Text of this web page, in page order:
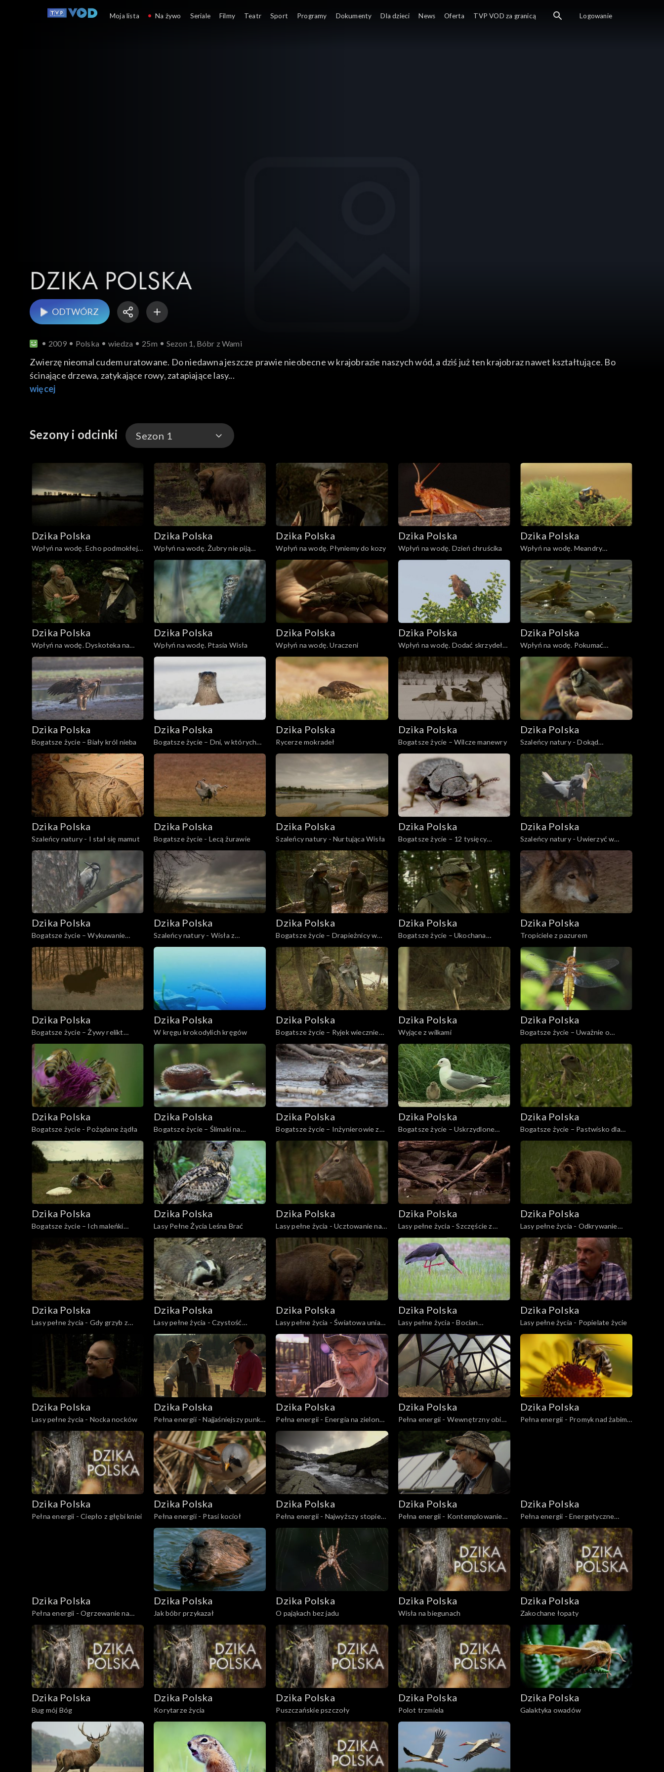
ODTWÓRZ
2009 Polska wiedza 25m Sezon 1, Bóbr z Wami
Zwierzę nieomal cudem uratowane. Do niedawna jeszcze prawie nieobecne w krajobrazie naszych wód, a dziś już ten krajobraz nawet kształtujące. Bo
ścinające drzewa, zatykające rowy, zatapiające lasy...
więcej
Sezony i odcinki Sezon 1
Sezon 2
Sezon 1
Dzika Polska
Wpłyń na wodę. Echo podmokłej
puszczy
Dzika Polska
Wpłyń na wodę. Żubry nie piją
żubrówki
Dzika Polska
Wpłyń na wodę. Płyniemy do kozy
Dzika Polska
Wpłyń na wodę. Dzień chruścika
Dzika Polska
Wpłyń na wodę. Meandry
salamandry
Dzika Polska
Wpłyń na wodę. Dyskoteka na
mokrym liściu
Dzika Polska
Wpłyń na wodę. Ptasia Wisła
Dzika Polska
Wpłyń na wodę. Uraczeni
Dzika Polska
Wpłyń na wodę. Dodać skrzydeł
orlikom
Dzika Polska
Wpłyń na wodę. Pokumać
rzekotkę
Dzika Polska
Bogatsze życie – Biały król nieba
Dzika Polska
Bogatsze życie – Dni, w których
wypłynęła wydra
Dzika Polska
Rycerze mokradeł
Dzika Polska
Bogatsze życie – Wilcze manewry
Dzika Polska
Szaleńcy natury - Dokąd
mysikróliku
Dzika Polska
Szaleńcy natury - I stał się mamut
Dzika Polska
Bogatsze życie - Lecą żurawie
Dzika Polska
Szaleńcy natury - Nurtująca Wisła
Dzika Polska
Bogatsze życie – 12 tysięcy
grzybów w barszcz
Dzika Polska
Szaleńcy natury - Uwierzyć w
bociany
Dzika Polska
Bogatsze życie – Wykuwanie
różnorodności
Dzika Polska
Szaleńcy natury - Wisła z
powidłami
Dzika Polska
Bogatsze życie – Drapieżnicy w
galarecie
Dzika Polska
Bogatsze życie – Ukochana
żółwica
Dzika Polska
Tropiciele z pazurem
Dzika Polska
Bogatsze życie – Żywy relikt
mokradeł
Dzika Polska
W kręgu krokodylich kręgów
Dzika Polska
Bogatsze życie – Ryjek wiecznie
głodny
Dzika Polska
Wyjące z wilkami
Dzika Polska
Bogatsze życie – Uważnie o
ważkach
Dzika Polska
Bogatsze życie - Pożądane żądła
Dzika Polska
Bogatsze życie – Ślimaki na
zakręcie
Dzika Polska
Bogatsze życie – Inżynierowie z
zębem
Dzika Polska
Bogatsze życie – Uskrzydlone
związki
Dzika Polska
Bogatsze życie – Pastwisko dla
susła
Dzika Polska
Bogatsze życie – Ich maleńki
Dzika Polska
Lasy Pełne Życia Leśna Brać
Dzika Polska
Lasy pełne życia - Ucztowanie na
polanie
Dzika Polska
Lasy pełne życia - Szczęście z
zimorodkiem
Dzika Polska
Lasy pełne życia - Odkrywanie
niedźwiedzia
Dzika Polska
Lasy pełne życia - Gdy grzyb z
glonem w jednym domu staną
Dzika Polska
Lasy pełne życia - Czystość
przede wszystkim
Dzika Polska
Lasy pełne życia - Światowa unia
żubrów
Dzika Polska
Lasy pełne życia - Bocian
ciemnego lasu
Dzika Polska
Lasy pełne życia - Popielate życie
Dzika Polska
Lasy pełne życia - Nocka nocków
Dzika Polska
Pełna energii - Najjaśniejszy punkt
Bieszczadów
Dzika Polska
Pełna energii - Energia na zielonej
nóżce
Dzika Polska
Pełna energii - Wewnętrzny obieg
szczęścia
Dzika Polska
Pełna energii - Promyk nad żabim
Dzika Polska
Pełna energii - Ciepło z głębi kniei
Dzika Polska
Pełna energii - Ptasi kocioł
Dzika Polska
Pełna energii - Najwyższy stopień
zasilania
Dzika Polska
Pełna energii - Kontemplowanie
słońca
Dzika Polska
Pełna energii - Energetyczne
błota
Dzika Polska
Pełna energii - Ogrzewanie na
puszczy
Dzika Polska
Jak bóbr przykazał
Dzika Polska
O pająkach bez jadu
Dzika Polska
Wisła na biegunach
Dzika Polska
Zakochane łopaty
Dzika Polska
Bug mój Bóg
Dzika Polska
Korytarze życia
Dzika Polska
Puszczańskie pszczoły
Dzika Polska
Polot trzmiela
Dzika Polska
Galaktyka owadów
Moja lista Na żywo Seriale Filmy Teatr Sport Programy Dokumenty Dla dzieci News Oferta TVP VOD za granicą Logowanie